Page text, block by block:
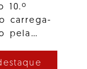
10.º
carrega-
pela…